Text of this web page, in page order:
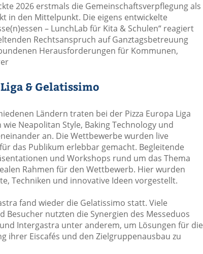
2026 erstmals die Gemeinschaftsverpflegung als
in den Mittelpunkt. Die eigens entwickelte
– LunchLab für Kita & Schulen“ reagiert
Rechtsanspruch auf Ganztagsbetreuung
Herausforderungen für Kommunen,
& Gelatissimo
Ländern traten bei der Pizza Europa Liga
Neapolitan Style, Baking Technology und
an. Die Wettbewerbe wurden live
das Publikum erlebbar gemacht. Begleitende
und Workshops rund um das Thema
Rahmen für den Wettbewerb. Hier wurden
Techniken und innovative Ideen vorgestellt.
fand wieder die Gelatissimo statt. Viele
Besucher nutzten die Synergien des Messeduos
Intergastra unter anderem, um Lösungen für die
ihrer Eiscafés und den Zielgruppenausbau zu